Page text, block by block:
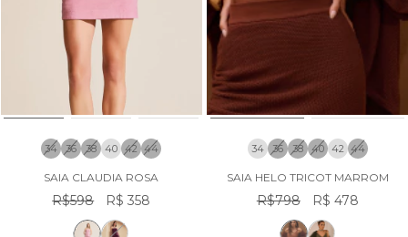
34 36 38 40 42 44
SAIA CLAUDIA ROSA
R$598 R$ 358
34 36 38 40 42 44
SAIA HELO TRICOT MARROM
R$798 R$ 478